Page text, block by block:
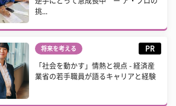
挑...
将来を考える PR
「社会を動かす」情熱と視点 - 経済産
業省の若手職員が語るキャリアと経験